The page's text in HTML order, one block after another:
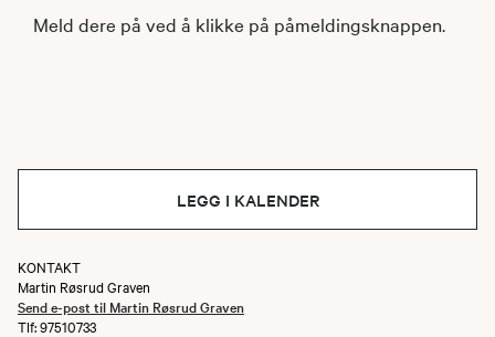
Meld dere på ved å klikke på påmeldingsknappen.
LEGG I KALENDER
KONTAKT
Martin Røsrud Graven
Send e-post til Martin Røsrud Graven
Tlf: 97510733